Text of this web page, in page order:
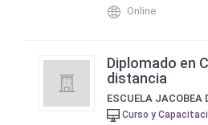
Online
Diplomado en
distancia
Curso y